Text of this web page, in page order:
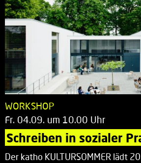
WORKSHOP
Fr. 04.09. um 10.00 Uhr
Schreiben in sozialer
Der katho KULTURSOMMER lädt